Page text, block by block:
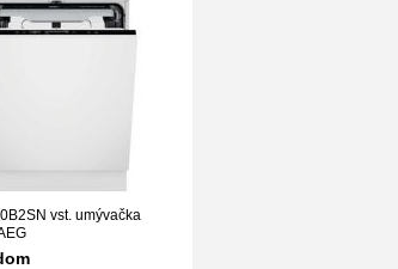
vst. umývačka